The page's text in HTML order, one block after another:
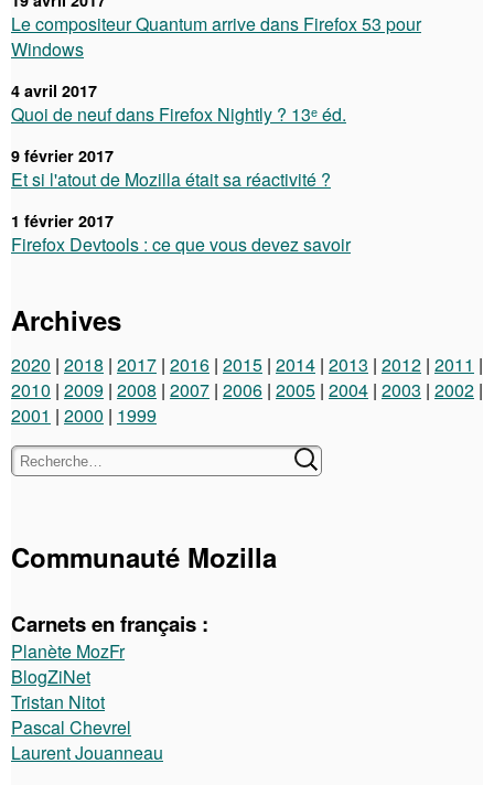
Le compositeur Quantum arrive dans Firefox 53 pour
Windows
4 avril 2017
Quoi de neuf dans Firefox Nightly ? 13ᵉ éd.
9 février 2017
Et si l'atout de Mozilla était sa réactivité ?
1 février 2017
Firefox Devtools : ce que vous devez savoir
Archives
2020 2018 2017 2016 2015 2014 2013 2012 2011
2010 2009 2008 2007 2006 2005 2004 2003 2002
2001
2000 1999
Communauté Mozilla
Carnets en français :
Planète MozFr
BlogZiNet
Tristan Nitot
Pascal Chevrel
Laurent Jouanneau